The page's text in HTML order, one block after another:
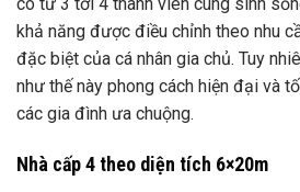
khả năng được điều chỉnh theo nhu
đặc biệt của cá nhân gia chủ. Tuy
như thế này phong cách hiện đại và
các gia đình ưa chuộng.
Nhà cấp 4 theo diện tích 6×20m